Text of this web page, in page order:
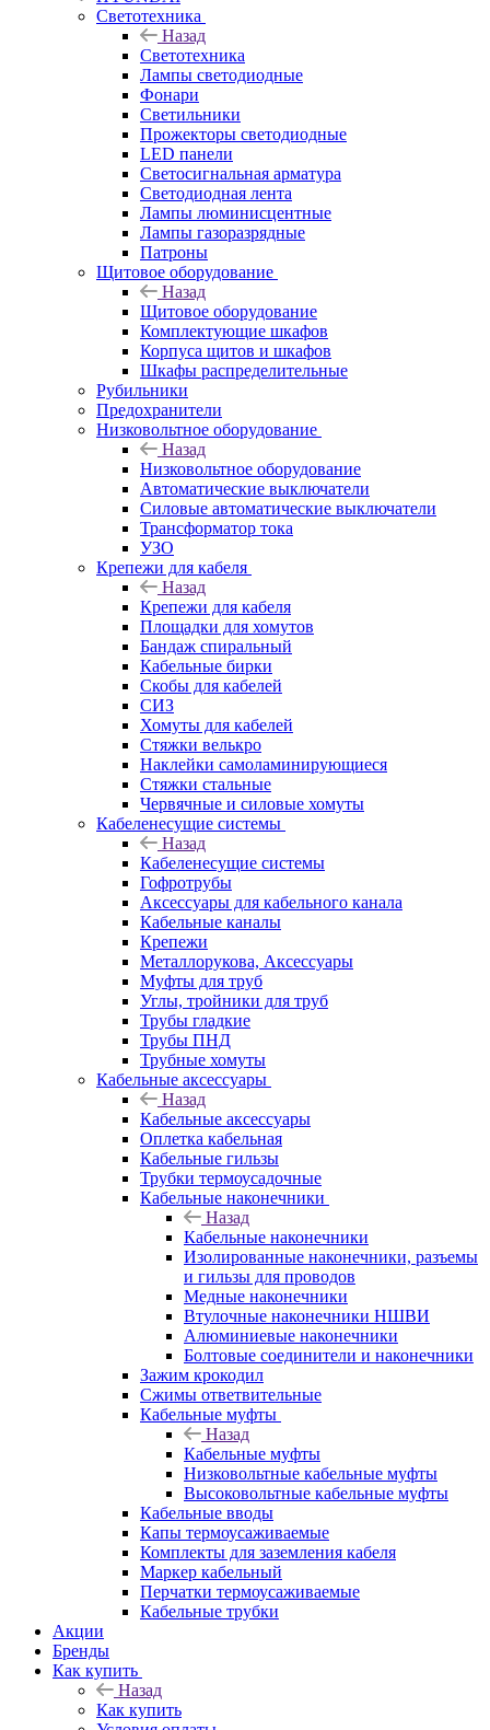
Светотехника
Назад
Светотехника
Лампы светодиодные
Фонари
Светильники
Прожекторы светодиодные
LED панели
Светосигнальная арматура
Светодиодная лента
Лампы люминисцентные
Лампы газоразрядные
Патроны
Щитовое оборудование
Назад
Щитовое оборудование
Комплектующие шкафов
Корпуса щитов и шкафов
Шкафы распределительные
Рубильники
Предохранители
Низковольтное оборудование
Назад
Низковольтное оборудование
Автоматические выключатели
Силовые автоматические выключатели
Трансформатор тока
УЗО
Крепежи для кабеля
Назад
Крепежи для кабеля
Площадки для хомутов
Бандаж спиральный
Кабельные бирки
Cкобы для кабелей
СИЗ
Хомуты для кабелей
Стяжки велькро
Наклейки самоламинирующиеся
Стяжки стальные
Червячные и силовые хомуты
Кабеленесущие системы
Назад
Кабеленесущие системы
Гофротрубы
Аксессуары для кабельного канала
Кабельные каналы
Крепежи
Металлорукова, Аксессуары
Муфты для труб
Углы, тройники для труб
Трубы гладкие
Трубы ПНД
Трубные хомуты
Кабельные аксессуары
Назад
Кабельные аксессуары
Оплетка кабельная
Кабельные гильзы
Трубки термоусадочные
Кабельные наконечники
Назад
Кабельные наконечники
Изолированные наконечники, разъемы
и гильзы для проводов
Медные наконечники
Втулочные наконечники НШВИ
Алюминиевые наконечники
Болтовые соединители и наконечники
Зажим крокодил
Сжимы ответвительные
Кабельные муфты
Назад
Кабельные муфты
Низковольтные кабельные муфты
Высоковольтные кабельные муфты
Кабельные вводы
Капы термоусаживаемые
Комплекты для заземления кабеля
Маркер кабельный
Перчатки термоусаживаемые
Кабельные трубки
Акции
Бренды
Как купить
Назад
Как купить